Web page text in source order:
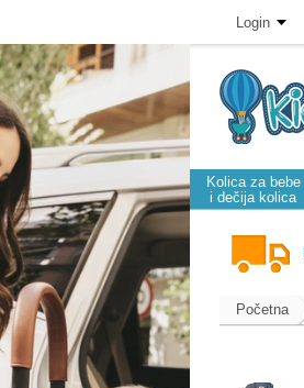
Login
Kolica za bebe
i dečija kolica
Početna